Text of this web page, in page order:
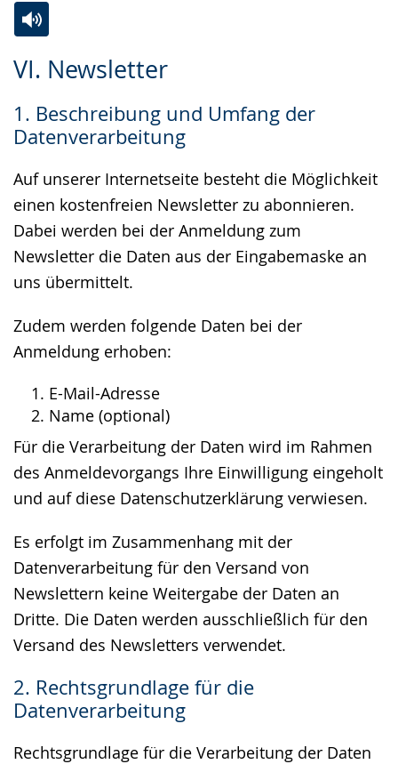
VI. Newsletter
1. Beschreibung und Umfang der
Datenverarbeitung
Auf unserer Internetseite besteht die Möglichkeit
einen kostenfreien Newsletter zu abonnieren.
Dabei werden bei der Anmeldung zum
Newsletter die Daten aus der Eingabemaske an
uns übermittelt.
Zudem werden folgende Daten bei der
Anmeldung erhoben:
E-Mail-Adresse
Name (optional)
Für die Verarbeitung der Daten wird im Rahmen
des Anmeldevorgangs Ihre Einwilligung eingeholt
und auf diese Datenschutzerklärung verwiesen.
Es erfolgt im Zusammenhang mit der
Datenverarbeitung für den Versand von
Newslettern keine Weitergabe der Daten an
Dritte. Die Daten werden ausschließlich für den
Versand des Newsletters verwendet.
2. Rechtsgrundlage für die
Datenverarbeitung
Rechtsgrundlage für die Verarbeitung der Daten
Leichten
wechseln.
Audio-
Video
Deutscher
wird
angezeigt.